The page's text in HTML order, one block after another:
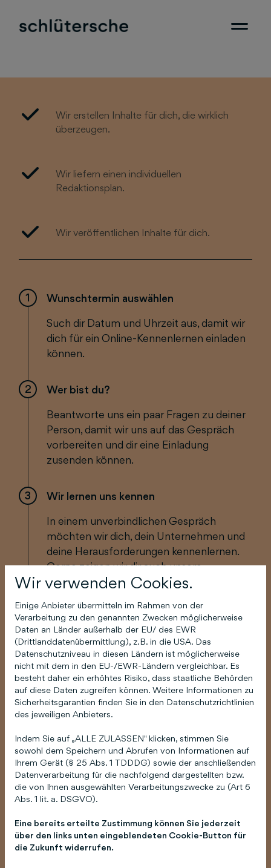
Wir erstellen Inhalte für dich, die wirklich
überzeugen.
Wir liefern einen individuellen
Redaktionsplan.
Wir veröffentlichen Inhalte für dich.
1
Wunschtermin auswählen
Such dir Datum und Uhrzeit aus, damit wir
dich für ein Online-Kennenlernen einladen
können.
2
Wer bist du?
Beantworte uns ein paar Fragen zu deiner
Person, damit wir uns auf das Gespräch
vorbereiten und dir eine Einladung
zusenden können.
3
Wir lernen uns kennen
In einem unverbindlichen Gespräch
möchten wir dich, dein Unternehmen und
deine Herausforderungen kennenlernen.
Gerne zeigen wir dir auch unsere
Lösungen, um dich nach vorne zu bringen.
4
Wir planen deinen Wachstum
Sobald du uns dein Vertrauen schenkst,
beginnen wir mit der Umsetzung.
Wir verwenden Cookies.
Einige Anbieter übermitteln im Rahmen von der
Verarbeitung zu den genannten Zwecken möglicherweise
Daten an Länder außerhalb der EU/ des EWR
(Drittlanddatenübermittlung), z.B. in die USA. Das
Datenschutzniveau in diesen Ländern ist möglicherweise
nicht mit dem in den EU-/EWR-Ländern vergleichbar. Es
besteht daher ein erhöhtes Risiko, dass staatliche Behörden
auf diese Daten zugreifen können. Weitere Informationen zu
Sicherheitsgarantien finden Sie in den Datenschutzrichtlinien
des jeweiligen Anbieters.
Indem Sie auf „ALLE ZULASSEN" klicken, stimmen Sie
sowohl dem Speichern und Abrufen von Informationen auf
Ihrem Gerät (§ 25 Abs. 1 TDDDG) sowie der anschließenden
Datenverarbeitung für die nachfolgend dargestellten bzw.
die von Ihnen ausgewählten Verarbeitungszwecke zu (Art 6
Abs. 1 lit. a. DSGVO).
Eine bereits erteilte Zustimmung können Sie jederzeit
über den links unten eingeblendeten Cookie-Button für
die Zukunft widerrufen.